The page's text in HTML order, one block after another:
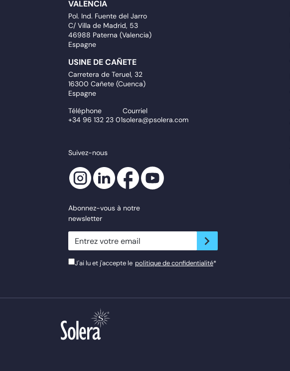
VALENCIA
Pol. Ind. Fuente del Jarro
C/ Villa de Madrid, 53
46988 Paterna (Valencia)
Espagne
USINE DE CAÑETE
Carretera de Teruel, 32
16300 Cañete (Cuenca)
Espagne
Téléphone
+34 96 132 23 01
Courriel
solera@psolera.com
Suivez-nous
Abonnez-vous à notre
newsletter
newsletter.suscribe
J'ai lu et j'accepte le politique de confidentialité*